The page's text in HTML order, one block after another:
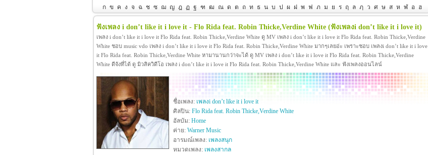
ก ข ค ง จ ฉ ช ซ ฌ ญ ฎ ฏ ฐ ฑ ฒ ณ ด ต ถ ท ธ น บ ป ผ ฝ พ ฟ ภ ม ย ร ฤ ล ฦ ว ศ ษ ส ห ฬ อ ฮ
ฟังเพลง i don’t like it i love it - Flo Rida feat. Robin Thicke,Verdine White (ฟังเพลงi don’t like it i love it)
เพลง i don’t like it i love it Flo Rida feat. Robin Thicke,Verdine White ดู MV เพลง i don’t like it i love it Flo Rida feat. Robin Thicke,Verdine
White ชอบ music vdo เพลง i don’t like it i love it Flo Rida feat. Robin Thicke,Verdine White มากๆเลยอ่ะ เพราะชอบ เพลงi don’t like it i love
it Flo Rida feat. Robin Thicke,Verdine White หามานานกว่าจะได้ ดู MV เพลง i don’t like it i love it Flo Rida feat. Robin Thicke,Verdine
White ดีจังที่ได้ ดู มิวสิควิดีโอ เพลง i don’t like it i love it Flo Rida feat. Robin Thicke,Verdine White และ ฟังเพลงออนไลน์
ชื่อเพลง: เพลงi don’t like it i love it
ศิลปิน: Flo Rida feat. Robin Thicke,Verdine White
อัลบัม: Home
ค่าย: Warner Music
อารมณ์เพลง: เพลงสนุก
หมวดเพลง: เพลงสากล